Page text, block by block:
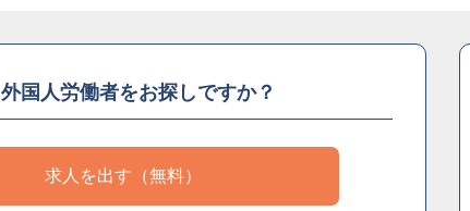
外国人労働者をお探しですか？
求人を出す（無料）